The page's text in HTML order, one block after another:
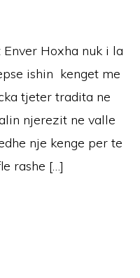
Hoxha nuk i la
ishin kenget me
tjeter tradita ne
njerezit ne valle
nje kenge per te
rashe […]